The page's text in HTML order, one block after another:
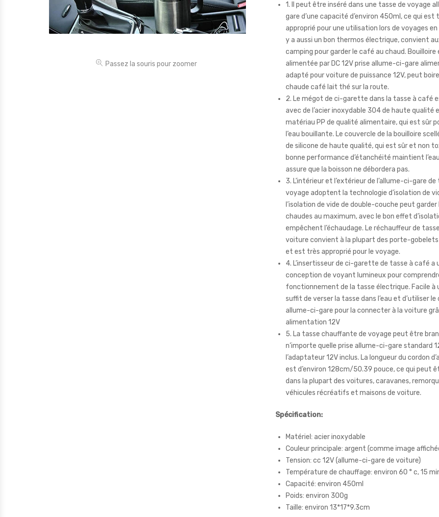
Maternité
Outillages & Bricolage
Passez la souris pour zoomer
1. Il peut être inséré dans une tasse de voyage
gare d’une capacité d’environ 450ml, ce qui est
approprié pour une utilisation lors de voyages en
y a aussi un bon thermos électrique, convient
camping pour garder le café au chaud. Bouilloire
alimentée par DC 12V prise allume-ci-gare
adapté pour voiture de puissance 12V, peut boire
chaude café lait thé sur la route.
2. Le mégot de ci-garette dans la tasse à café
avec de l’acier inoxydable 304 de haute qualité
matériau PP de qualité alimentaire, qui est sûr
l’eau bouillante. Le couvercle de la bouilloire
de silicone de haute qualité, qui est sûr et non
bonne performance d’étanchéité maintient
assure que la boisson ne débordera pas.
3. L’intérieur et l’extérieur de l’allume-ci-gare de
voyage adoptent la technologie d’isolation de
l’isolation de vide de double-couche peut garder
chaudes au maximum, avec le bon effet
empêchent l’échaudage. Le réchauffeur de
voiture convient à la plupart des porte-
et est très approprié pour le voyage.
4. L’insertisseur de ci-garette de tasse à café a
conception de voyant lumineux pour
fonctionnement de la tasse électrique. Facile à
suffit de verser la tasse dans l’eau et d’utiliser le
allume-ci-gare pour la connecter à la voiture
alimentation 12V
5. La tasse chauffante de voyage peut être
n’importe quelle prise allume-ci-gare standard
l’adaptateur 12V inclus. La longueur du cordon
est d’environ 128cm/50.39 pouce, ce qui peut
dans la plupart des voitures, caravanes,
véhicules récréatifs et maisons de voiture.
Spécification:
Matériel: acier inoxydable
Couleur principale: argent (comme image
Tension: cc 12V (allume-ci-gare de voiture)
Température de chauffage: environ 60 ° c, 15
Capacité: environ 450ml
Poids: environ 300g
Taille: environ 13*17*9.3cm